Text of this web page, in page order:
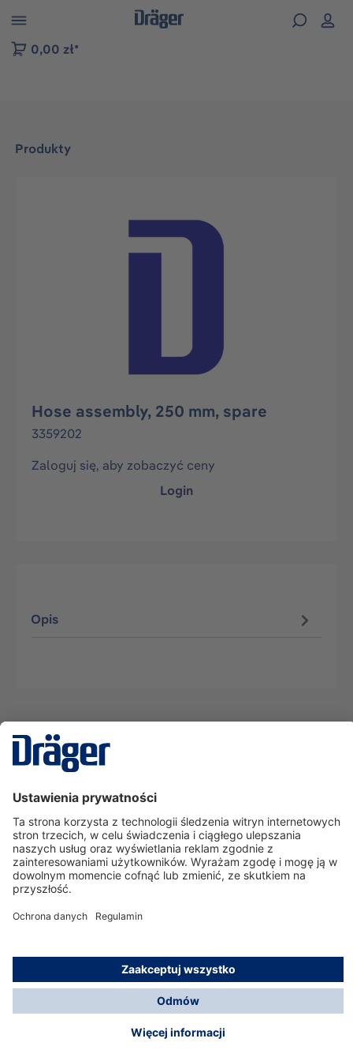
do nawigacji na platformie B2B
0,00 zł*
Produkty
Pomiń galerię zdjęć
Hose assembly, 250 mm, spare
3359202
Zaloguj się, aby zobaczyć ceny
Login
Opis
Serwisowa linia hotline
O nas
Korzystanie ze sklepu
© Dräger Polska Sp. z o.o., 2025
*Wszystkie ceny bez VAT, na warunkach opisanych w